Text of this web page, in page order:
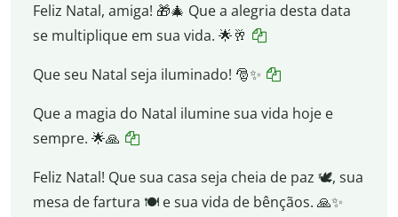
Feliz Natal, amiga! 🎁🎄 Que a alegria desta data
se multiplique em sua vida. 🌟🥂
Que seu Natal seja iluminado! 🎅✨
Que a magia do Natal ilumine sua vida hoje e
sempre. 🌟🙏
Feliz Natal! Que sua casa seja cheia de paz 🕊️, sua
mesa de fartura 🍽️ e sua vida de bênçãos. 🙏✨